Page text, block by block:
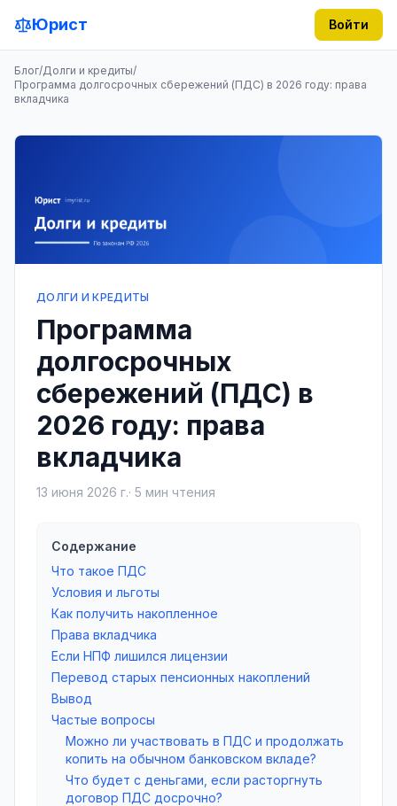
Юрист Войти
Блог/Долги и кредиты/
Программа долгосрочных сбережений (ПДС) в 2026 году: права
вкладчика
ДОЛГИ И КРЕДИТЫ
Программа
долгосрочных
сбережений (ПДС) в
2026 году: права
вкладчика
13 июня 2026 г.· 5 мин чтения
Содержание
Что такое ПДС
Условия и льготы
Как получить накопленное
Права вкладчика
Если НПФ лишился лицензии
Перевод старых пенсионных накоплений
Вывод
Частые вопросы
Можно ли участвовать в ПДС и продолжать
копить на обычном банковском вкладе?
Что будет с деньгами, если расторгнуть
договор ПДС досрочно?